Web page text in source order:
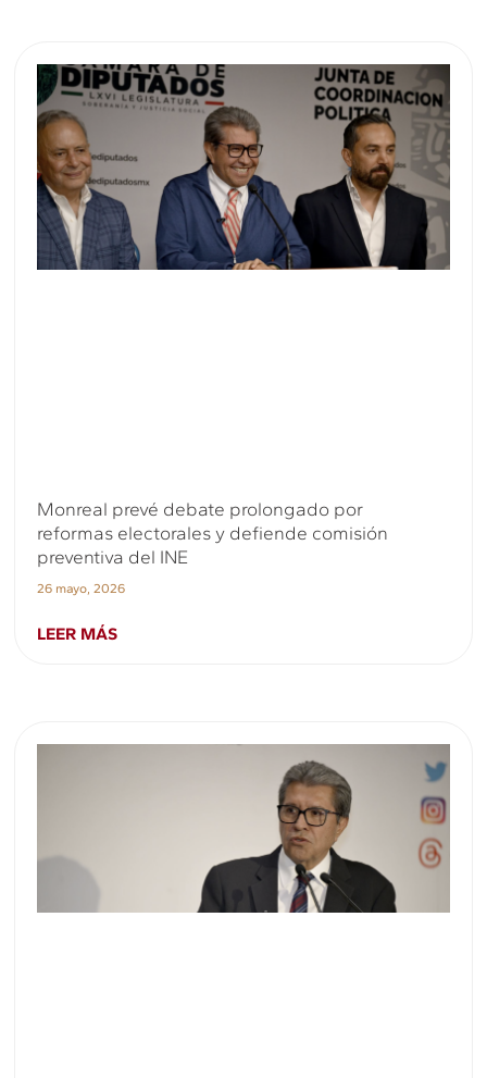
Monreal prevé debate prolongado por
reformas electorales y defiende comisión
preventiva del INE
26 mayo, 2026
LEER MÁS